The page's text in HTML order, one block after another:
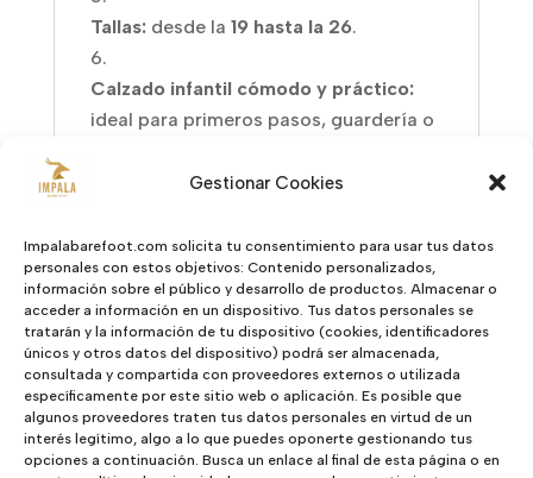
Gestionar Cookies
Impalabarefoot.com solicita tu consentimiento para usar tus datos
personales con estos objetivos: Contenido personalizados,
información sobre el público y desarrollo de productos. Almacenar o
acceder a información en un dispositivo. Tus datos personales se
tratarán y la información de tu dispositivo (cookies, identificadores
únicos y otros datos del dispositivo) podrá ser almacenada,
consultada y compartida con proveedores externos o utilizada
específicamente por este sitio web o aplicación. Es posible que
algunos proveedores traten tus datos personales en virtud de un
interés legítimo, algo a lo que puedes oponerte gestionando tus
opciones a continuación. Busca un enlace al final de esta página o en
Tallas: desde la 19 hasta la 26.
Calzado infantil cómodo y práctico:
ideal para primeros pasos, guardería o
Valoraciones (0)
Valoraciones
No hay valoraciones aún.
Sé el primero en valorar “Free Baby